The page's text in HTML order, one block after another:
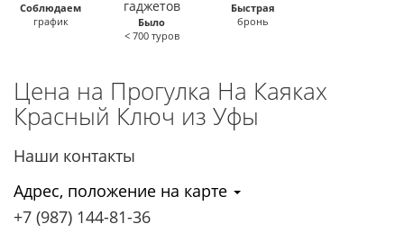
Соблюдаем
график
Было
< 700 туров
Быстрая
бронь
Цена на Прогулка На Каяках
Красный Ключ из Уфы
Наши контакты
Адрес, положение на карте
+7 (987) 144-81-36